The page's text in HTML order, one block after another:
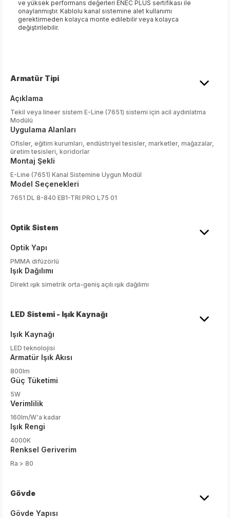
ve yüksek performans değerleri ENEC PLUS sertifikası ile
onaylanmıştır. Kablolu kanal sistemine alet kullanımı
gerektirmeden kolayca monte edilebilir veya kolayca
değiştirilebilir.
Armatür Tipi
Açıklama
Tekil veya lineer sistem E-Line (7651) sistemi için acil aydınlatma
Modülü
Uygulama Alanları
Ofisler, eğitim kurumları, endüstriyel tesisler, marketler, mağazalar,
üretim tesisleri, koridorlar
Montaj Şekli
E-Line (7651) Kanal Sistemine Uygun Modül
Model Seçenekleri
7651 DL 8-840 EB1-TRI PRO L75 01
Optik Sistem
Optik Yapı
PMMA difüzörlü
Işık Dağılımı
Direkt ışık simetrik orta-geniş açılı ışık dağılımı
LED Sistemi - Işık Kaynağı
Işık Kaynağı
LED teknolojisi
Armatür Işık Akısı
800lm
Güç Tüketimi
5W
Verimlilik
160lm/W'a kadar
Işık Rengi
4000K
Renksel Geriverim
Ra > 80
Gövde
Gövde Yapısı